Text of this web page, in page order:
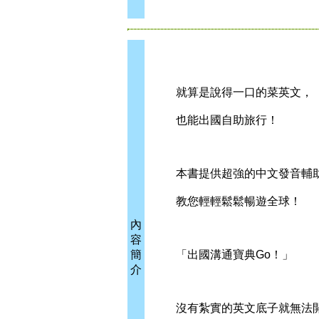
內
容
簡
介
就算是說得一口的菜英文，
也能出國自助旅行！
本書提供超強的中文發音輔
教您輕輕鬆鬆暢遊全球！
「出國溝通寶典Go！」
沒有紮實的英文底子就無法